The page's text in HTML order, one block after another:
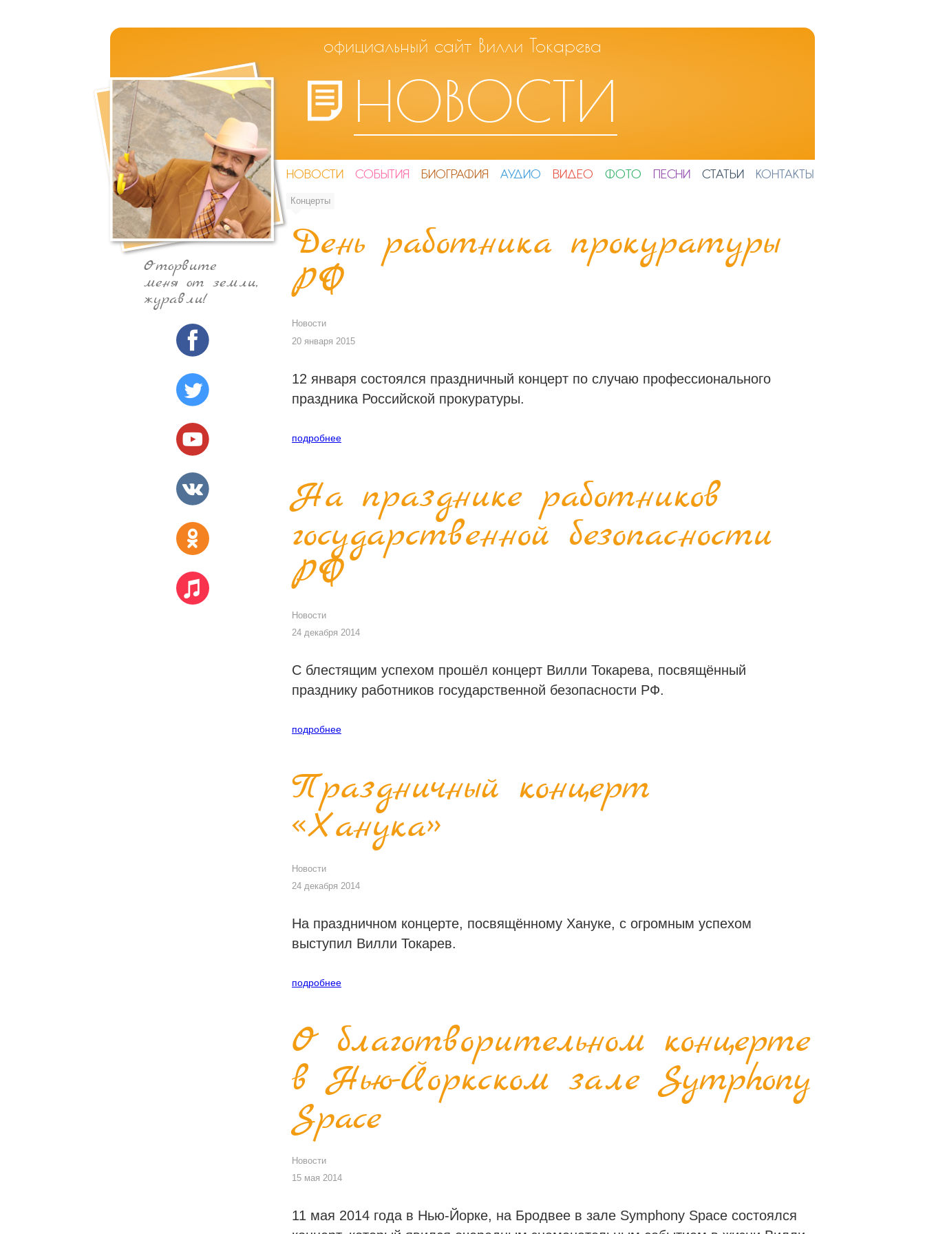
официальный сайт Вилли Токарева
НОВОСТИ
НОВОСТИ СОБЫТИЯ БИОГРАФИЯ АУДИО ВИДЕО ФОТО ПЕСНИ СТАТЬИ КОНТАКТЫ
Концерты
День работника прокуратуры
РФ
Новости
20 января 2015
12 января состоялся праздничный концерт по случаю профессионального
праздника Российской прокуратуры.
подробнее
На празднике работников
государственной безопасности
РФ
Новости
24 декабря 2014
С блестящим успехом прошёл концерт Вилли Токарева, посвящённый
празднику работников государственной безопасности РФ.
подробнее
Праздничный концерт
«Ханука»
Новости
24 декабря 2014
На праздничном концерте, посвящённому Хануке, с огромным успехом
выступил Вилли Токарев.
подробнее
О благотворительном концерте
в Нью-Йоркском зале Symphony
Space
Новости
15 мая 2014
11 мая 2014 года в Нью-Йорке, на Бродвее в зале Symphony Space состоялся
Оторвите
меня от земли,
журавли!